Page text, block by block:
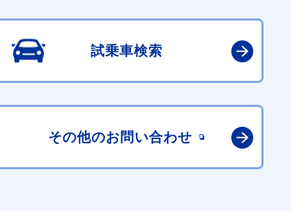
試乗車検索
その他のお問い合わせ